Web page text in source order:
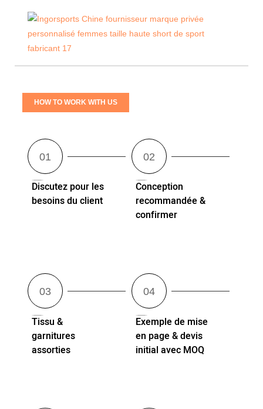
HOW TO WORK WITH US
Discutez pour les
besoins du client
Conception
recommandée &
confirmer
Tissu &
garnitures
assorties
Exemple de mise
en page & devis
initial avec MOQ